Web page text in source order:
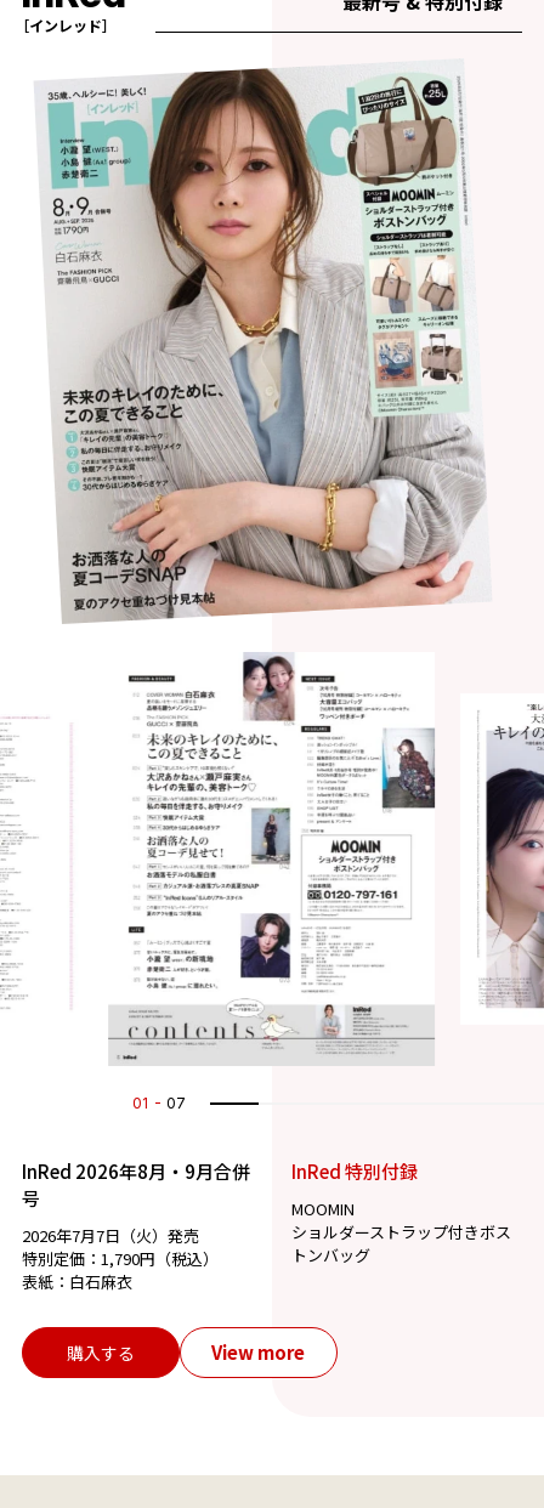
［インレッド］
01 07
InRed 2026年8月・9月合併
号
2026年7月7日（火）発売
特別定価：1,790円（税込）
表紙：白石麻衣
InRed 特別付録
MOOMIN
ショルダーストラップ付きボス
トンバッグ
購入する View more